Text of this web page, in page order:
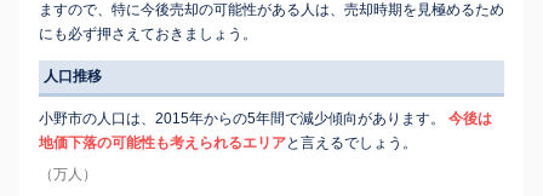
ますので、特に今後売却の可能性がある人は、売却時期を見極めるため
にも必ず押さえておきましょう。
人口推移
小野市の人口は、2015年からの5年間で減少傾向があります。
今後は
地価下落の可能性も考えられるエリアと言えるでしょう。
（万人）